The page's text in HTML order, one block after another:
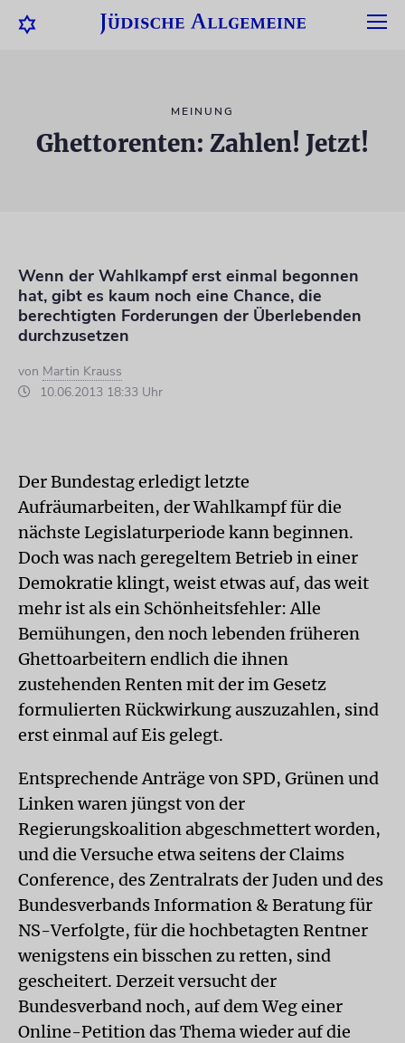
MEINUNG
Ghettorenten: Zahlen! Jetzt!
Wenn der Wahlkampf erst einmal begonnen
hat, gibt es kaum noch eine Chance, die
berechtigten Forderungen der Überlebenden
durchzusetzen
von Martin Krauss
10.06.2013 18:33 Uhr
Der Bundestag erledigt letzte
Aufräumarbeiten, der Wahlkampf für die
nächste Legislaturperiode kann beginnen.
Doch was nach geregeltem Betrieb in einer
Demokratie klingt, weist etwas auf, das weit
mehr ist als ein Schönheitsfehler: Alle
Bemühungen, den noch lebenden früheren
Ghettoarbeitern endlich die ihnen
zustehenden Renten mit der im Gesetz
formulierten Rückwirkung auszuzahlen, sind
erst einmal auf Eis gelegt.
Entsprechende Anträge von SPD, Grünen und
Linken waren jüngst von der
Regierungskoalition abgeschmettert worden,
und die Versuche etwa seitens der Claims
Conference, des Zentralrats der Juden und des
Bundesverbands Information & Beratung für
NS-Verfolgte, für die hochbetagten Rentner
wenigstens ein bisschen zu retten, sind
gescheitert. Derzeit versucht der
Bundesverband noch, auf dem Weg einer
Online-Petition das Thema wieder auf die